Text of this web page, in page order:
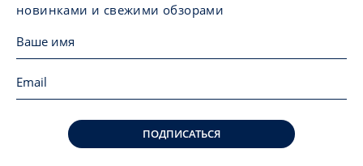
новинками и свежими обзорами
ПОДПИСАТЬСЯ